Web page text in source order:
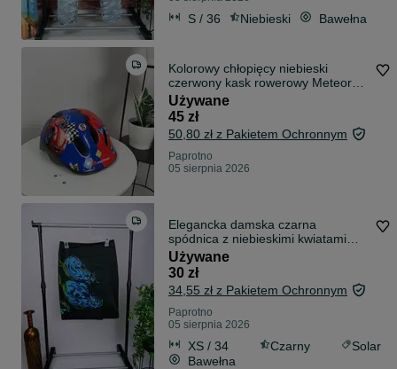
S / 36 Niebieski Bawełna
Kolorowy chłopięcy niebieski
czerwony kask rowerowy Meteor
roz. XS
Używane
45 zł
50,80 zł z Pakietem Ochronnym
Paprotno
05 sierpnia 2026
Elegancka damska czarna
spódnica z niebieskimi kwiatami
Solar roz. XS
Używane
30 zł
34,55 zł z Pakietem Ochronnym
Paprotno
05 sierpnia 2026
XS / 34 Czarny
Solar
Bawełna